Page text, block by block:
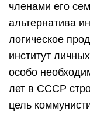
членами его
альтернатива
логическое
институт
особо
лет в СССР
цель